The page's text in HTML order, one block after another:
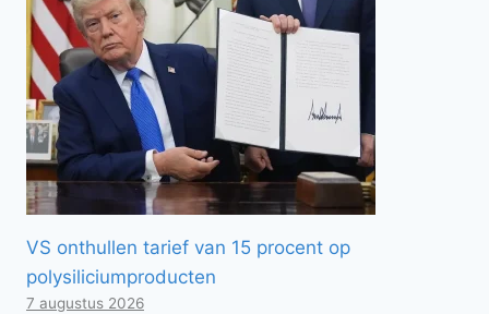
VS onthullen tarief van 15 procent op
polysiliciumproducten
7 augustus 2026